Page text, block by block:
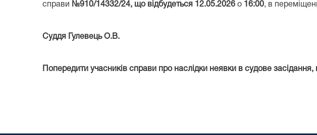
справи №910/14332/24, що відбудеться 12.05.2026 о 16:00, в
Суддя Гулевець О.В.
Попередити учасників справи про наслідки неявки в судове